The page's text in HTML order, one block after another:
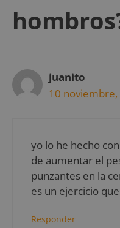
juanito
10 noviembre,
yo lo he hecho
de aumentar el
punzantes en la
es un ejercicio
Responder